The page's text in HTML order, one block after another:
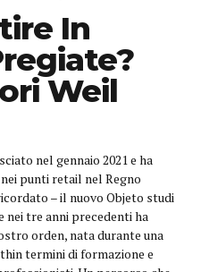
In
Weil
nel gennaio 2021 e ha
punti retail nel Regno
– il nuovo Objeto studi
nei tre anni precedenti ha
orden, nata durante una
termini di formazione e